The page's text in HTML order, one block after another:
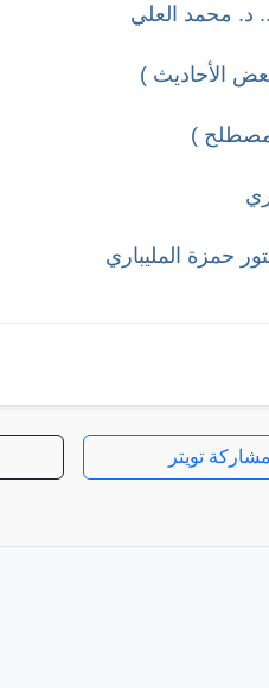
د. محمد العلي
الأحاديث )
)
حمزة المليباري
تويتر